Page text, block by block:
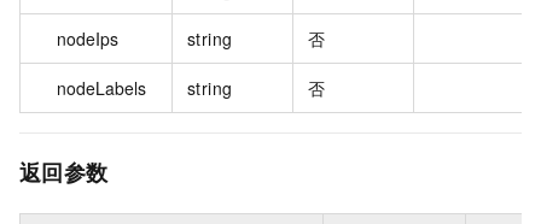
nodeIps string 否
nodeLabels string 否
返回参数